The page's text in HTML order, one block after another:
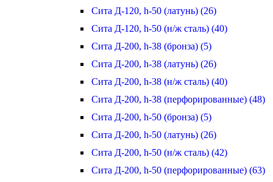
Сита Д-120, h-50 (латунь) (26)
Сита Д-120, h-50 (н/ж сталь) (40)
Сита Д-200, h-38 (бронза) (5)
Сита Д-200, h-38 (латунь) (26)
Сита Д-200, h-38 (н/ж сталь) (40)
Сита Д-200, h-38 (перфорированные) (48)
Сита Д-200, h-50 (бронза) (5)
Сита Д-200, h-50 (латунь) (26)
Сита Д-200, h-50 (н/ж сталь) (42)
Сита Д-200, h-50 (перфорированные) (63)